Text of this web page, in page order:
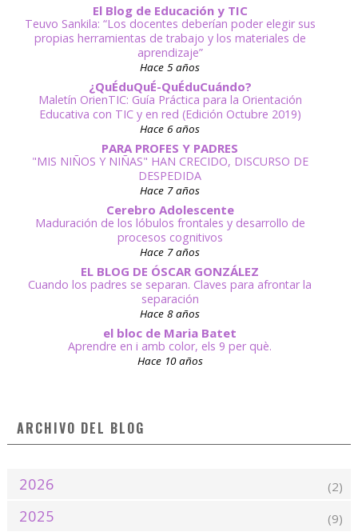
El Blog de Educación y TIC
Teuvo Sankila: “Los docentes deberían poder elegir sus
propias herramientas de trabajo y los materiales de
aprendizaje”
Hace 5 años
¿QuÉduQuÉ-QuÉduCuándo?
Maletín OrienTIC: Guía Práctica para la Orientación
Educativa con TIC y en red (Edición Octubre 2019)
Hace 6 años
PARA PROFES Y PADRES
"MIS NIÑOS Y NIÑAS" HAN CRECIDO, DISCURSO DE
DESPEDIDA
Hace 7 años
Cerebro Adolescente
Maduración de los lóbulos frontales y desarrollo de
procesos cognitivos
Hace 7 años
EL BLOG DE ÓSCAR GONZÁLEZ
Cuando los padres se separan. Claves para afrontar la
separación
Hace 8 años
el bloc de Maria Batet
Aprendre en i amb color, els 9 per què.
Hace 10 años
ARCHIVO DEL BLOG
2026 (2)
2025 (9)